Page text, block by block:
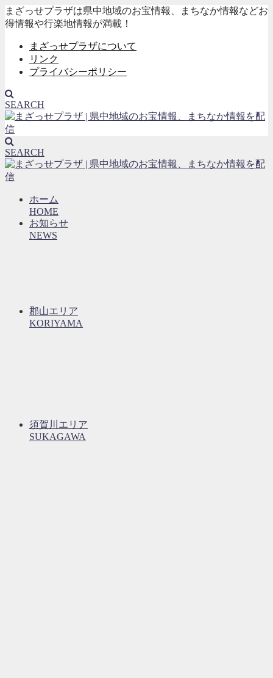
まざっせプラザは県中地域のお宝情報、まちなか情報などお
得情報や行楽地情報が満載！
まざっせプラザについて
リンク
プライバシーポリシー
SEARCH
SEARCH
ホーム
HOME
お知らせ
NEWS
郡山エリア
KORIYAMA
須賀川エリア
SUKAGAWA